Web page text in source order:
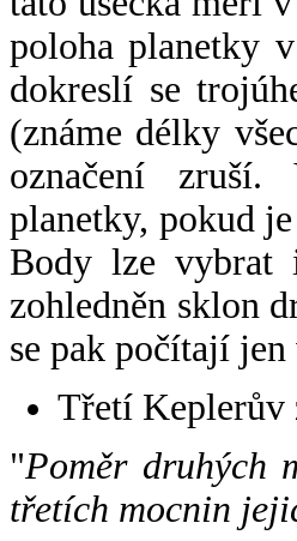
poloha planetky
dokreslí se
(známe délky
označení zruší.
planetky, pokud
Body lze vybrat
zohledněn sklon
se pak počítají
Třetí Keplerův
"Poměr druhých
třetích mocnin